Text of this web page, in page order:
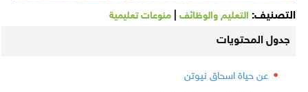
التصنيف: التعليم والوظائف| منوعات تعليمية
جدول المحتويات
عن حياة اسحاق نيوتن